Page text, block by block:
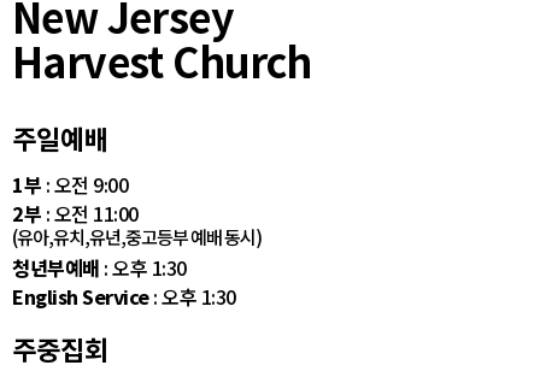
New Jersey
Harvest Church
주일예배
1부 : 오전 9:00
2부 : 오전 11:00
(유아,유치,유년,중고등부 예배 동시)
청년부예배 : 오후 1:30
English Service: 오후 1:30
주중집회